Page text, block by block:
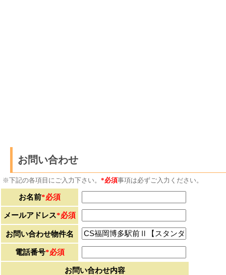
お問い合わせ
※下記の各項目にご入力下さい。 *必須事項は必ずご入力ください。
お名前*必須
メールアドレス*必須
お問い合わせ物件名
電話番号*必須
お問い合わせ内容